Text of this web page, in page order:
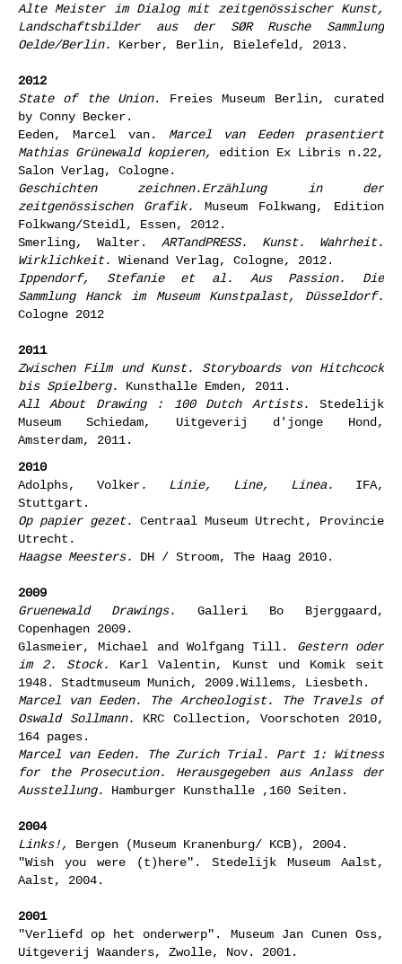
Alte Meister im Dialog mit zeitgenössischer Kunst,
Landschaftsbilder aus der SØR Rusche Sammlung
Oelde/Berlin.
Kerber, Berlin, Bielefeld, 2013.
2012
State of the Union. Freies Museum Berlin, curated
by Conny Becker.
Eeden, Marcel van.
Marcel van Eeden prasentiert
Mathias Grünewald kopieren,
edition Ex Libris n.22,
Salon Verlag, Cologne.
Geschichten zeichnen.Erzählung in der
zeitgenössischen Grafik.
Museum Folkwang, Edition
Folkwang/Steidl, Essen, 2012.
Smerling, Walter.
ARTandPRESS. Kunst. Wahrheit.
Wirklichkeit. Wienand Verlag, Cologne, 2012.
Ippendorf, Stefanie et al. Aus Passion. Die
Sammlung Hanck im Museum Kunstpalast, Düsseldorf.
Cologne 2012
2011
Zwischen Film und Kunst. Storyboards von Hitchcock
bis Spielberg. Kunsthalle Emden, 2011.
All About Drawing : 100 Dutch Artists. Stedelijk
Museum Schiedam, Uitgeverij d'jonge Hond,
Amsterdam, 2011.
2010
Adolphs, Volker. Linie, Line, Linea. IFA,
Stuttgart.
Op papier gezet. Centraal Museum Utrecht, Provincie
Utrecht.
Haagse Meesters.
DH / Stroom, The Haag 2010.
2009
Gruenewald Drawings. Galleri Bo Bjerggaard,
Copenhagen 2009.
Glasmeier,Michael andWolfgang Till.
Gestern oder
im 2. Stock.
Karl Valentin, Kunst und Komik seit
1948. Stadtmuseum Munich, 2009.Willems, Liesbeth.
Marcel van Eeden. The Archeologist. The Travels of
Oswald Sollmann. KRC Collection, Voorschoten 2010,
164 pages.
Marcel van Eeden. The Zurich Trial. Part 1: Witness
for the Prosecution. Herausgegeben aus Anlass der
Ausstellung.
Hamburger Kunsthalle ,160 Seiten.
2004
Links!,
Bergen (Museum Kranenburg/ KCB), 2004.
"Wish you were (t)here". Stedelijk Museum Aalst,
Aalst, 2004.
2001
"Verliefd op het onderwerp". Museum Jan Cunen Oss,
Uitgeverij Waanders, Zwolle, Nov. 2001.